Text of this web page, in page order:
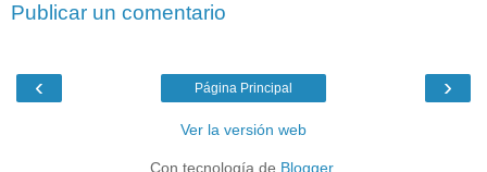
Publicar un comentario
‹ ›
Página Principal
Ver la versión web
Con tecnología de Blogger.